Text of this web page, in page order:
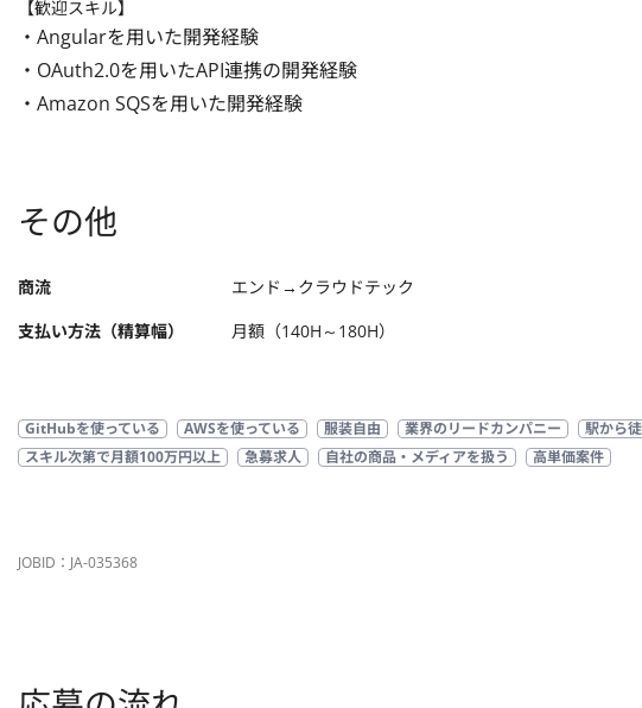
【歓迎スキル】
・Angularを用いた開発経験
・OAuth2.0を用いたAPI連携の開発経験
・Amazon SQSを用いた開発経験
その他
商流
エンド→クラウドテック
支払い方法（精算幅）
月額（140H～180H）
GitHubを使っている AWSを使っている 服装自由 業界のリードカンパニー 駅から
スキル次第で月額100万円以上
急募求人 自社の商品・メディアを扱う 高単価案件
JOBID：JA-035368